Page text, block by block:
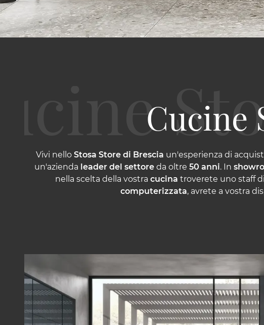
Cucine
Vivi nello Stosa Store di Brescia un'esperienza di
un'azienda leader del settore da oltre 50 anni. In
nella scelta della vostra cucina troverete uno staff
computerizzata, avrete a vostra